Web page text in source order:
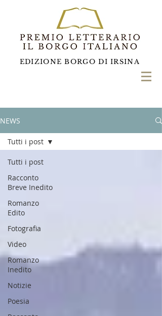
EDIZIONE BORGO DI IRSINA
NEWS
Tutti i post
Racconto
Breve Inedito
Romanzo
Edito
Fotografia
Video
Romanzo
Inedito
Notizie
Poesia
Tutti i post